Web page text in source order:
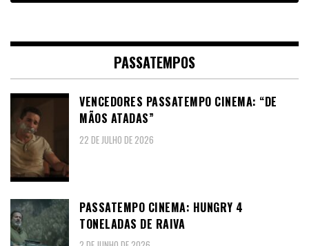
PASSATEMPOS
VENCEDORES PASSATEMPO CINEMA: “DE
MÃOS ATADAS”
22 DE JULHO DE 2026
PASSATEMPO CINEMA: HUNGRY 4
TONELADAS DE RAIVA